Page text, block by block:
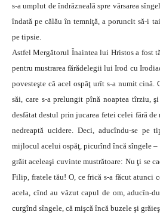
s-a umplut de îndrăzneală spre vărsarea
îndată pe călău în temniţă, a poruncit să-i
pe tipsie.
Astfel Mergătorul Înaintea lui Hristos a fost
pentru mustrarea fărădelegii lui Irod cu
povesteşte că acel ospăţ urît s-a numit
săi, care s-a prelungit pînă noaptea tîrziu,
desfătat destul prin jucarea fetei celei fără de
nedreaptă ucidere. Deci, aducîndu-se pe
mijlocul acelui ospăţ, picurînd încă sîngele –
grăit aceleaşi cuvinte mustrătoare: Nu ţi se
Filip, fratele tău! O, ce frică s-a făcut atunci
acela, cînd au văzut capul de om, aducîn-
curgînd sîngele, că mişcă încă buzele şi